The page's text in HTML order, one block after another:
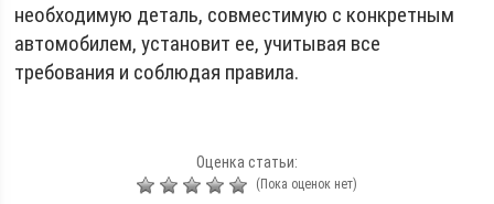
необходимую деталь, совместимую с конкретным
автомобилем, установит ее, учитывая все
требования и соблюдая правила.
Оценка статьи:
(Пока оценок нет)